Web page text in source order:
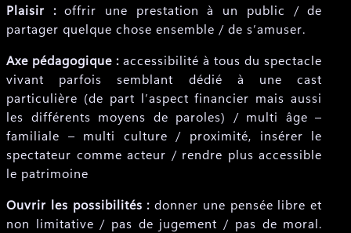
Plaisir :offrir une prestation à un public / de
partager quelque chose ensemble / de s’amuser.
Axe pédagogique : accessibilité à tous du spectacle
vivant parfois semblant dédié à une cast
particulière (de part l’aspect financier mais aussi
les différents moyens de paroles) / multi âge –
familiale – multi culture / proximité, insérer le
spectateur comme acteur / rendre plus accessible
le patrimoine
Ouvrir les possibilités : donner une pensée libre et
non limitative / pas de jugement / pas de moral.